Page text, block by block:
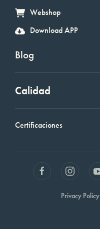
Webshop
Download APP
Blog
Calidad
Certificaciones
Privacy Policy